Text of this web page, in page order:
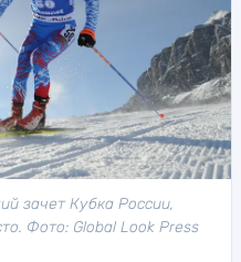
зачет Кубка России,
Фото: Global Look Press